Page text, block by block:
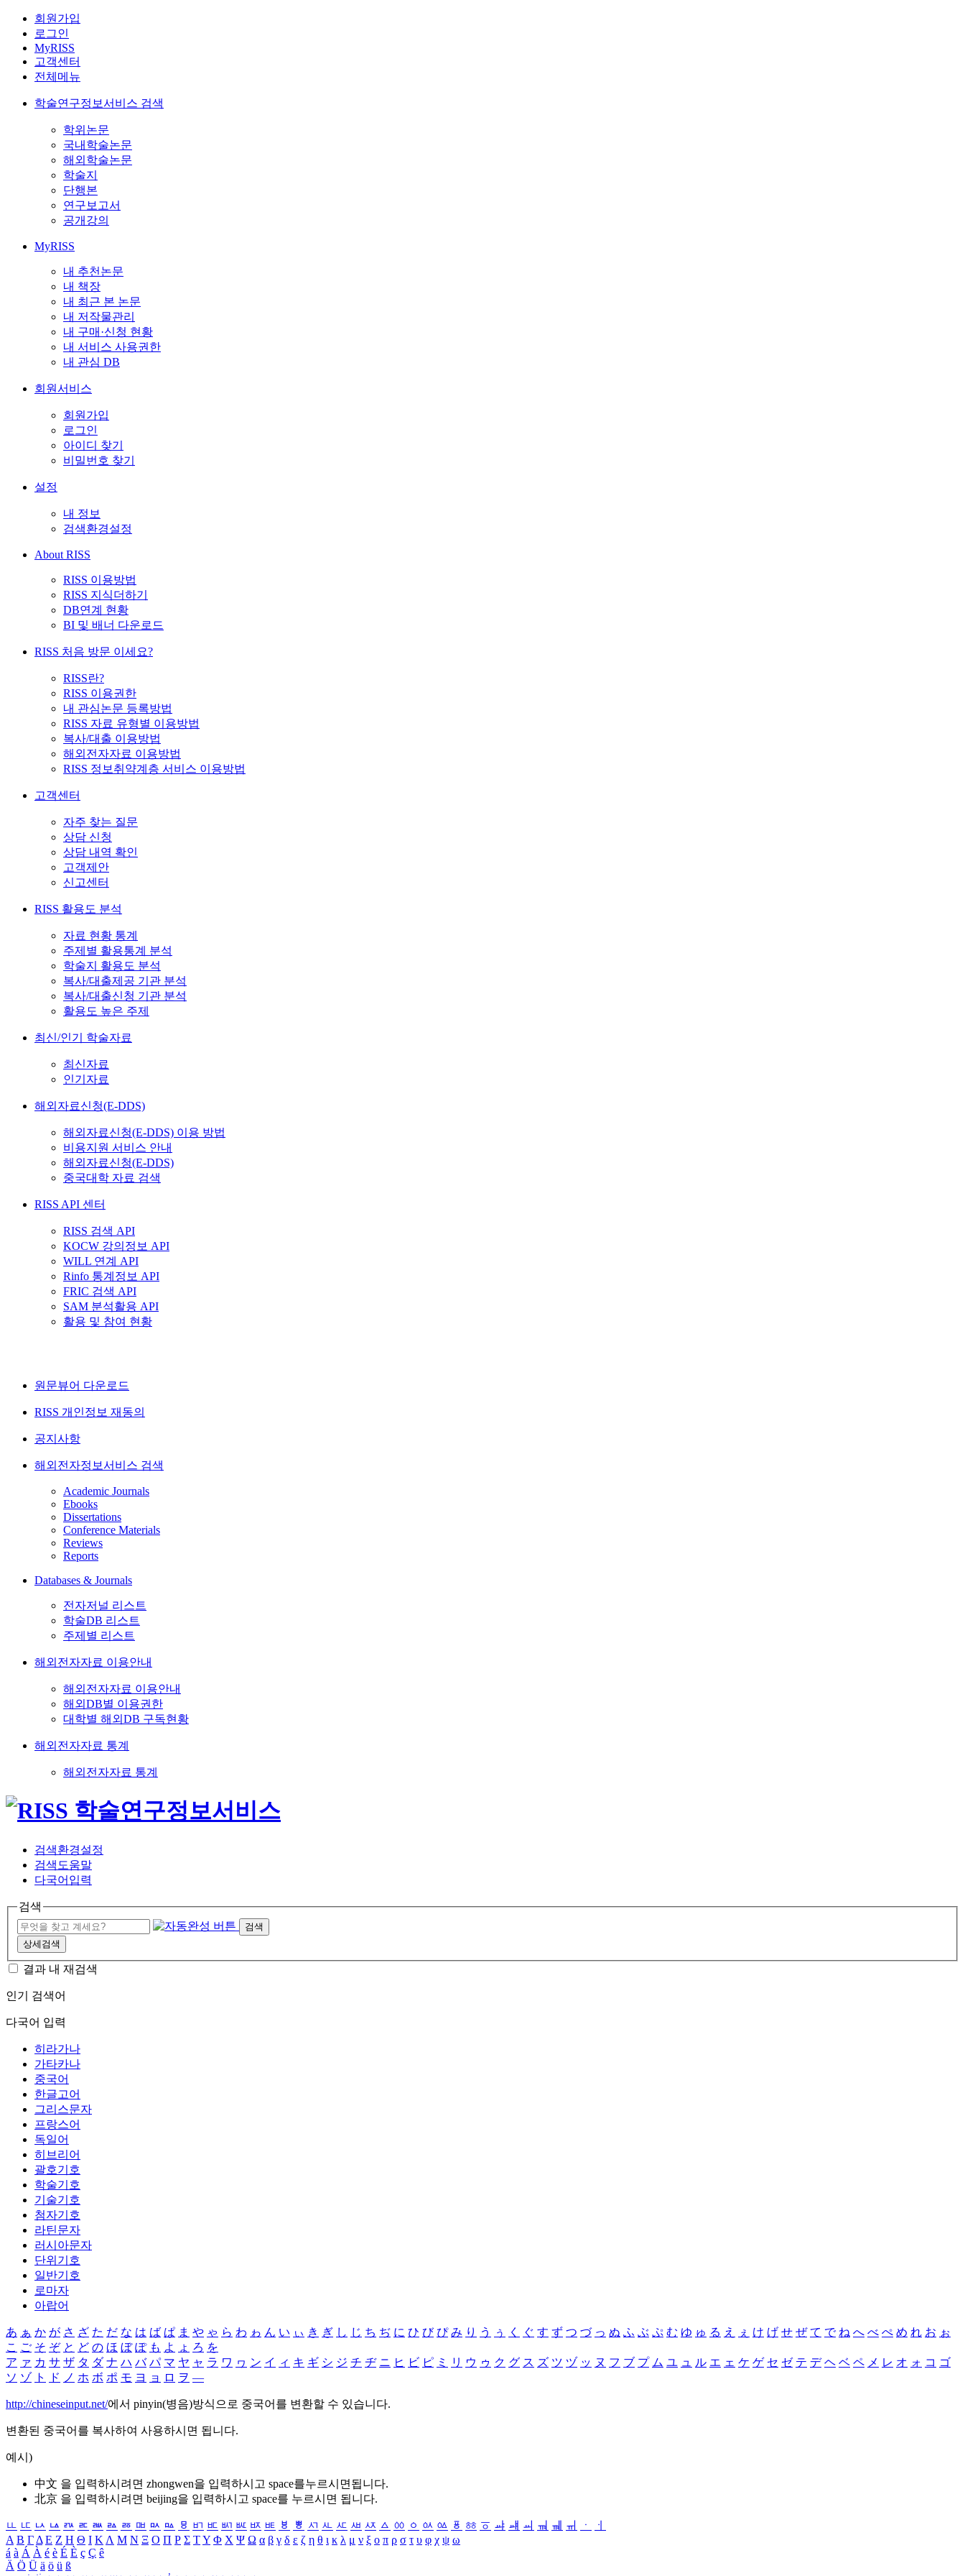
회원가입
로그인
MyRISS
고객센터
전체메뉴
학술연구정보서비스 검색
학위논문
국내학술논문
해외학술논문
학술지
단행본
연구보고서
공개강의
MyRISS
내 추천논문
내 책장
내 최근 본 논문
내 저작물관리
내 구매·신청 현황
내 서비스 사용권한
내 관심 DB
회원서비스
회원가입
로그인
아이디 찾기
비밀번호 찾기
설정
내 정보
검색환경설정
About RISS
RISS 이용방법
RISS 지식더하기
DB연계 현황
BI 및 배너 다운로드
RISS 처음 방문 이세요?
RISS란?
RISS 이용권한
내 관심논문 등록방법
RISS 자료 유형별 이용방법
복사/대출 이용방법
해외전자자료 이용방법
RISS 정보취약계층 서비스 이용방법
고객센터
자주 찾는 질문
상담 신청
상담 내역 확인
고객제안
신고센터
RISS 활용도 분석
자료 현황 통계
주제별 활용통계 분석
학술지 활용도 분석
복사/대출제공 기관 분석
복사/대출신청 기관 분석
활용도 높은 주제
최신/인기 학술자료
최신자료
인기자료
해외자료신청(E-DDS)
해외자료신청(E-DDS) 이용 방법
비용지원 서비스 안내
해외자료신청(E-DDS)
중국대학 자료 검색
RISS API 센터
RISS 검색 API
KOCW 강의정보 API
WILL 연계 API
Rinfo 통계정보 API
FRIC 검색 API
SAM 분석활용 API
활용 및 참여 현황
원문뷰어 다운로드
RISS 개인정보 재동의
공지사항
해외전자정보서비스 검색
Academic Journals
Ebooks
Dissertations
Conference Materials
Reviews
Reports
Databases & Journals
전자저널 리스트
학술DB 리스트
주제별 리스트
해외전자자료 이용안내
해외전자자료 이용안내
해외DB별 이용권한
대학별 해외DB 구독현황
해외전자자료 통계
해외전자자료 통계
검색환경설정
검색도움말
다국어입력
검색
검색
상세검색
결과 내 재검색
인기 검색어
다국어 입력
히라가나
가타카나
중국어
한글고어
그리스문자
프랑스어
독일어
히브리어
괄호기호
학술기호
기술기호
첨자기호
라틴문자
러시아문자
단위기호
일반기호
로마자
아랍어
あ ぁ か が さ ざ た だ な は ば ぱ ま や ゃ ら わ ゎ ん い ぃ き ぎ し じ ち ぢ に ひ び ぴ み り う ぅ く ぐ す ず つ づ っ ぬ ふ ぶ ぷ む ゆ ゅ る え ぇ け げ せ ぜ て で ね へ べ ぺ め れ お ぉ
こ ご そ ぞ と ど の ほ ぼ ぽ も よ ょ ろ を
ア ァ カ サ ザ タ ダ ナ ハ バ パ マ ヤ ャ ラ ワ ヮ ン イ ィ キ ギ シ ジ チ ヂ ニ ヒ ビ ピ ミ リ ウ ゥ ク グ ス ズ ツ ヅ ッ ヌ フ ブ プ ム ユ ュ ル エ ェ ケ ゲ セ ゼ テ デ ヘ ベ ペ メ レ オ ォ コ ゴ
ソ ゾ ト ド ノ ホ ボ ポ モ ヨ ョ ロ ヲ ―
http://chineseinput.net/에서 pinyin(병음)방식으로 중국어를 변환할 수 있습니다.
변환된 중국어를 복사하여 사용하시면 됩니다.
예시)
中文 을 입력하시려면 zhongwen을 입력하시고 space를누르시면됩니다.
北京 을 입력하시려면 beijing을 입력하시고 space를 누르시면 됩니다.
ㅥ ㅦ ㅧ ㅨ ㅩ ㅪ ㅫ ㅬ ㅭ ㅮ ㅯ ㅰ ㅱ ㅲ ㅳ ㅴ ㅵ ㅶ ㅷ ㅸ ㅹ ㅺ ㅻ ㅼ ㅽ ㅾ ㅿ ㆀ ㆁ ㆂ ㆃ ㆄ ㆅ ㆆ ㆇ ㆈ ㆉ ㆊ ㆋ ㆌ ㆍ
ㆎ
Α Β ΓΔ Ε Ζ Η Θ Ι ΚΛ Μ Ν Ξ Ο Π Ρ Σ ΤΥ Φ Χ Ψ Ω α β γ δ ε ζ η θ ι κ λ μ ν ξ ο π ρ σ τ υ φ χ ψ ω
á à Á À é è É È ç Ç ê
Ä Ö Ü ä ö ü ß